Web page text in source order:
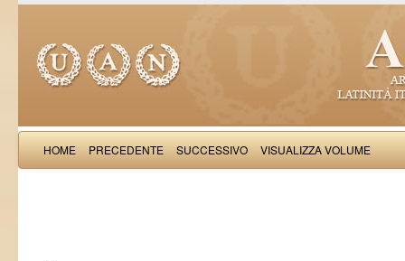
HOME PRECEDENTE SUCCESSIVO VISUALIZZA VOLUME